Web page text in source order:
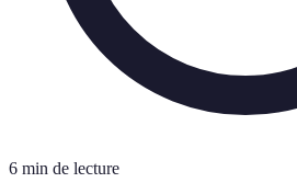
6 min de lecture